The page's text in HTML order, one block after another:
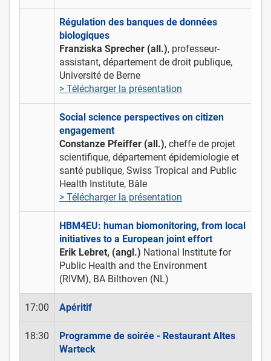
Régulation des banques de données
biologiques
Franziska Sprecher (all.), professeur-
assistant, département de droit publique,
Université de Berne
> Télécharger la présentation
Social science perspectives on citizen
engagement
Constanze Pfeiffer (all.), cheffe de projet
scientifique, département épidemiologie et
santé publique, Swiss Tropical and Public
Health Institute, Bâle
> Télécharger la présentation
HBM4EU: human biomonitoring, from local
initiatives to a European joint effort
Erik Lebret, (angl.) National Institute for
Public Health and the Environment
(RIVM), BA Bilthoven (NL)
17:00 Apéritif
18:30 Programme de soirée - Restaurant Altes
Warteck